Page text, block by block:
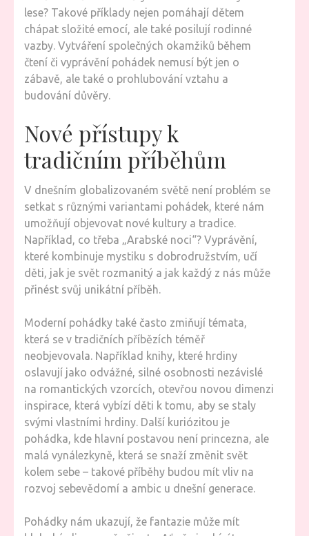
lese? Takové příklady nejen pomáhají dětem
chápat složité emocí, ale také posilují rodinné
vazby. Vytváření společných okamžiků během
čtení či vyprávění pohádek nemusí být jen o
zábavě, ale také o prohlubování vztahu a
budování důvěry.
Nové přístupy k
tradičním příběhům
V dnešním globalizovaném světě není problém se
setkat s různými variantami pohádek, které nám
umožňují objevovat nové kultury a tradice.
Například, co třeba „Arabské noci“? Vyprávění,
které kombinuje mystiku s dobrodružstvím, učí
děti, jak je svět rozmanitý a jak každý z nás může
přinést svůj unikátní příběh.
Moderní pohádky také často zmiňují témata,
která se v tradičních příbězích téměř
neobjevovala. Například knihy, které hrdiny
oslavují jako odvážné, silné osobnosti nezávislé
na romantických vzorcích, otevřou novou dimenzi
inspirace, která vybízí děti k tomu, aby se staly
svými vlastními hrdiny. Další kuriózitou je
pohádka, kde hlavní postavou není princezna, ale
malá vynálezkyně, která se snaží změnit svět
kolem sebe – takové příběhy budou mít vliv na
rozvoj sebevědomí a ambic u dnešní generace.
Pohádky nám ukazují, že fantazie může mít